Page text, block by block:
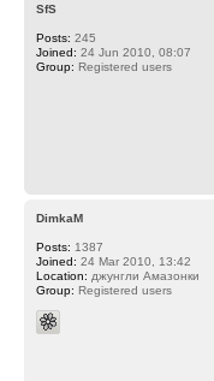
SfS
Posts: 245
Joined: 24 Jun 2010, 08:07
Group: Registered users
DimkaM
Posts: 1387
Joined: 24 Mar 2010, 13:42
Location: джунгли Амазонки
Group: Registered users